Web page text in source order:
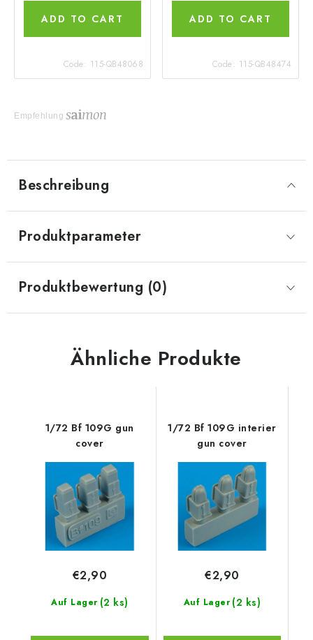
ADD TO CART
Code: 115-QB48068
ADD TO CART
Code: 115-QB48474
Empfehlung
Beschreibung
Produktparameter
Produktbewertung (0)
Ähnliche Produkte
1/72 Bf 109G gun
cover
Auf Lager (2 ks)
€2,90
1/72 Bf 109G interier
gun cover
Auf Lager (2 ks)
€2,90